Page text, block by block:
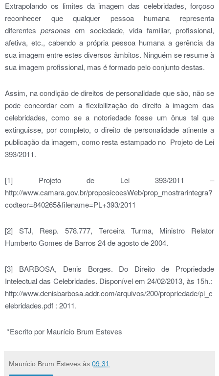
Extrapolando os limites da imagem das celebridades, forçoso
reconhecer que qualquer pessoa humana representa
diferentespersonas em sociedade, vida familiar, profissional,
afetiva, etc., cabendo a própria pessoa humana a gerência da
sua imagem entre estes diversos âmbitos. Ninguém se resume à
sua imagem profissional, mas é formado pelo conjunto destas.
Assim, na condição de direitos de personalidade que são, não se
pode concordar com a flexibilização do direito à imagem das
celebridades, como se a notoriedade fosse um ônus tal que
extinguisse, por completo, o direito de personalidade atinente a
publicação da imagem, como resta estampado no Projeto de Lei
393/2011.
[1] Projeto de Lei 393/2011 –
http://www.camara.gov.br/proposicoesWeb/prop_mostrarintegra?
codteor=840265&filename=PL+393/2011
[2] STJ, Resp. 578.777, Terceira Turma, Ministro Relator
Humberto Gomes de Barros 24 de agosto de 2004.
[3] BARBOSA, Denis Borges. Do Direito de Propriedade
Intelectual das Celebridades. Disponível em 24/02/2013, às 15h.:
http://www.denisbarbosa.addr.com/arquivos/200/propriedade/pi_c
elebridades.pdf : 2011.
*Escrito por Maurício Brum Esteves
Maurício Brum Esteves às 09:31